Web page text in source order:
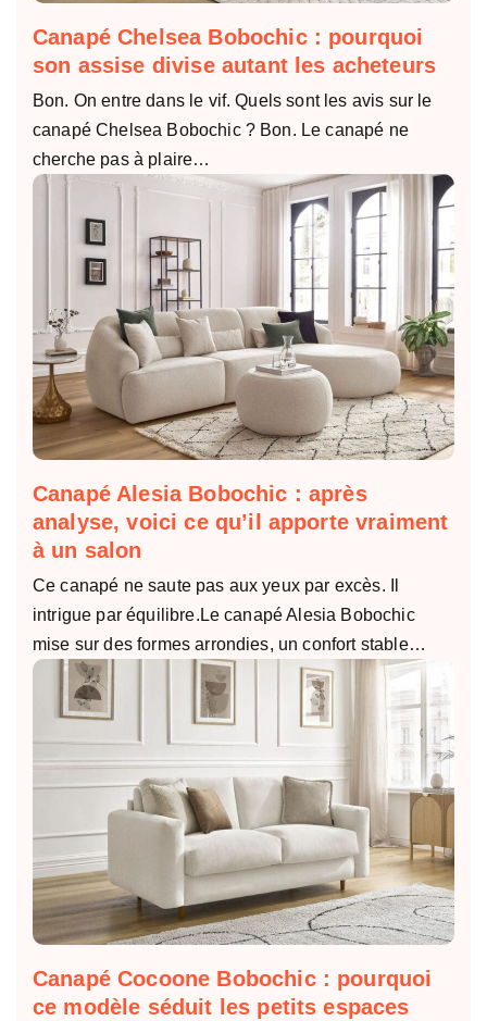
Canapé Chelsea Bobochic : pourquoi
son assise divise autant les acheteurs
Bon. On entre dans le vif. Quels sont les avis sur le
canapé Chelsea Bobochic ? Bon. Le canapé ne
cherche pas à plaire…
Canapé Alesia Bobochic : après
analyse, voici ce qu’il apporte vraiment
à un salon
Ce canapé ne saute pas aux yeux par excès. Il
intrigue par équilibre.Le canapé Alesia Bobochic
mise sur des formes arrondies, un confort stable…
Canapé Cocoone Bobochic : pourquoi
ce modèle séduit les petits espaces